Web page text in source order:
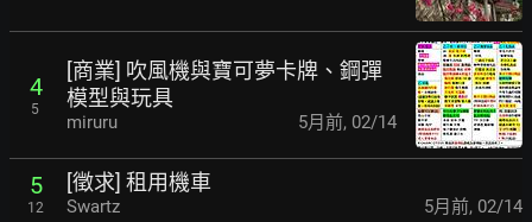
4
5
[商業] 吹風機與寶可夢卡牌、鋼彈
模型與玩具
miruru 5月前, 02/14
5
12
[徵求] 租用機車
Swartz 5月前, 02/14